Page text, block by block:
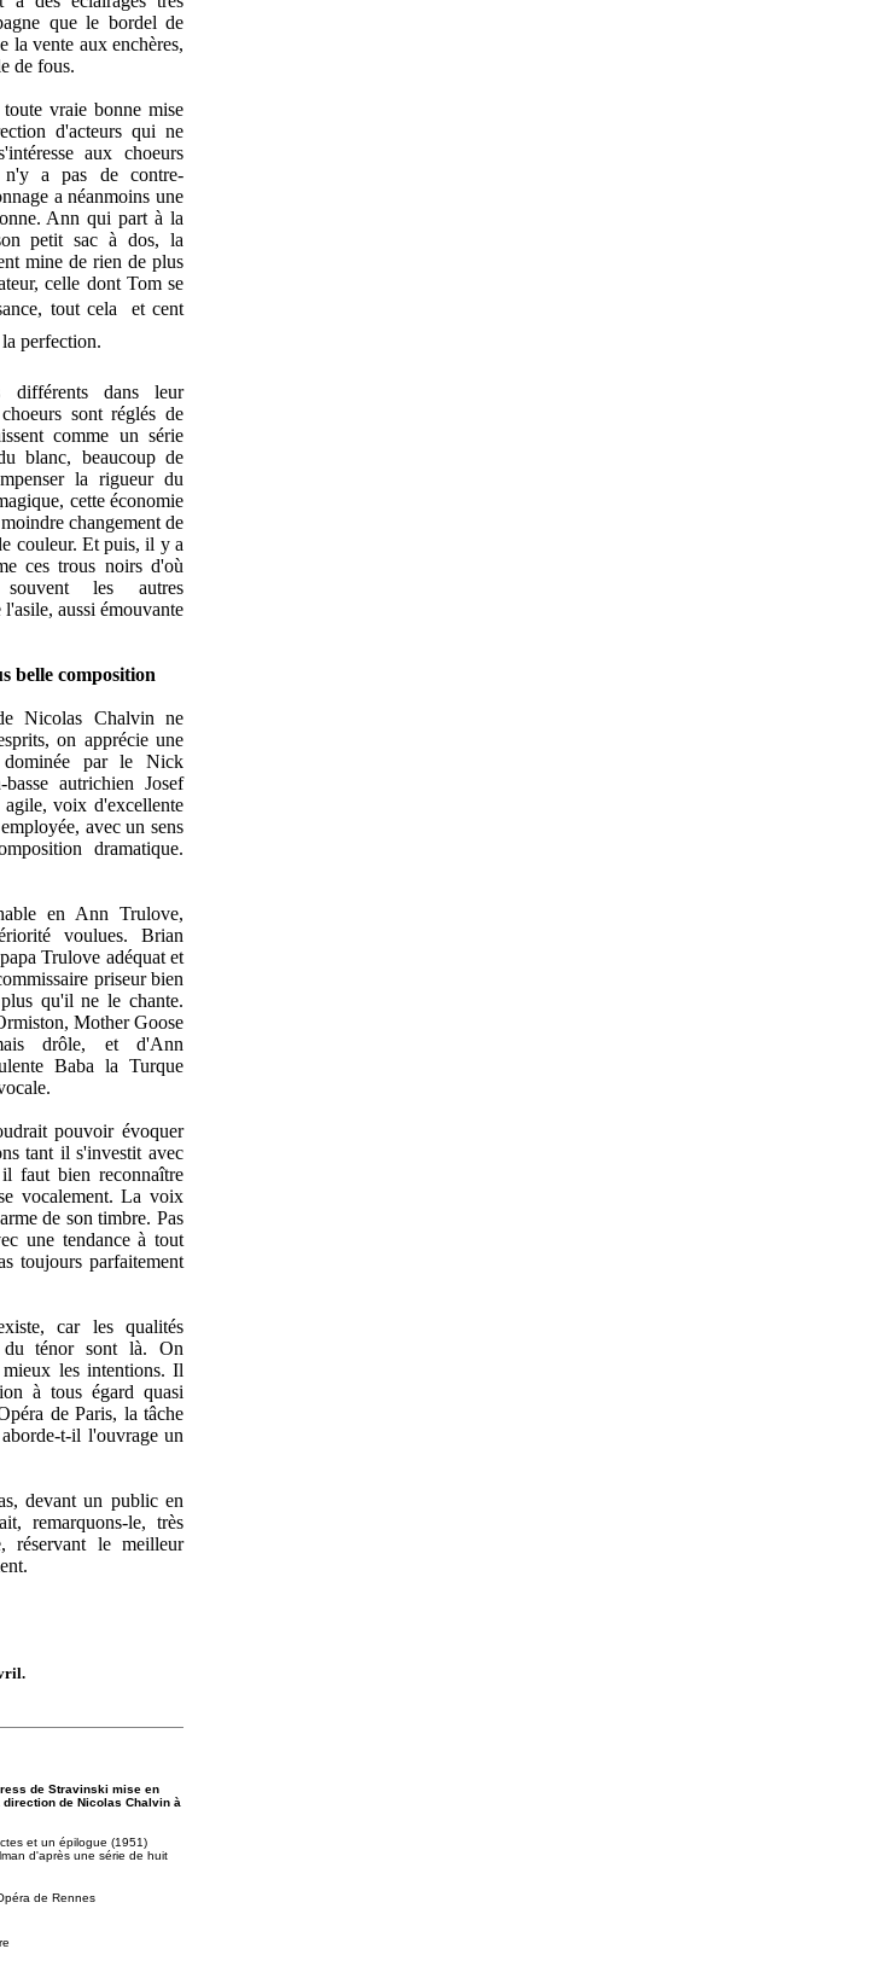
que le bordel de
la vente aux enchères,
de fous.
vraie bonne mise
d'acteurs qui ne
aux choeurs
n'y a pas de contre-
a néanmoins une
Ann qui part à la
petit sac à dos, la
mine de rien de plus
celle dont Tom se
tout cela  et cent
la perfection.
différents dans leur
sont réglés de
comme un série
blanc, beaucoup de
la rigueur du
cette économie
changement de
couleur. Et puis, il y a
ces trous noirs d'où
les autres
aussi émouvante
belle composition
Nicolas Chalvin ne
on apprécie une
par le Nick
autrichien Josef
agile, voix d'excellente
avec un sens
dramatique.
en Ann Trulove,
voulues. Brian
Trulove adéquat et
priseur bien
qu'il ne le chante.
Mother Goose
drôle, et d'Ann
Baba la Turque
pouvoir évoquer
tant il s'investit avec
faut bien reconnaître
vocalement. La voix
de son timbre. Pas
une tendance à tout
toujours parfaitement
car les qualités
du ténor sont là. On
les intentions. Il
à tous égard quasi
de Paris, la tâche
t-il l'ouvrage un
devant un public en
remarquons-le, très
réservant le meilleur
de Stravinski mise en
de Nicolas Chalvin à
et un épilogue (1951)
d'après une série de huit
de Rennes